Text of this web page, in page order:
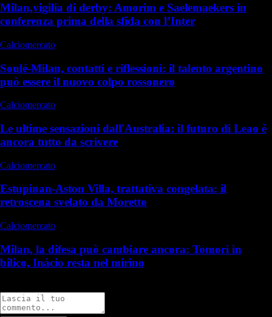
Milan,vigilia di derby: Amorim e Saelemaekers in
conferenza prima della sfida con l’Inter
Calciomercato
Soulé-Milan, contatti e riflessioni: il talento argentino
può essere il nuovo colpo rossonero
Calciomercato
Le ultime sensazioni dall'Australia: il futuro di Leao è
ancora tutto da scrivere
Calciomercato
Estupinan-Aston Villa, trattativa congelata: il
retroscena svelato da Moretto
Calciomercato
Milan, la difesa può cambiare ancora: Tomori in
bilico, Inácio resta nel mirino